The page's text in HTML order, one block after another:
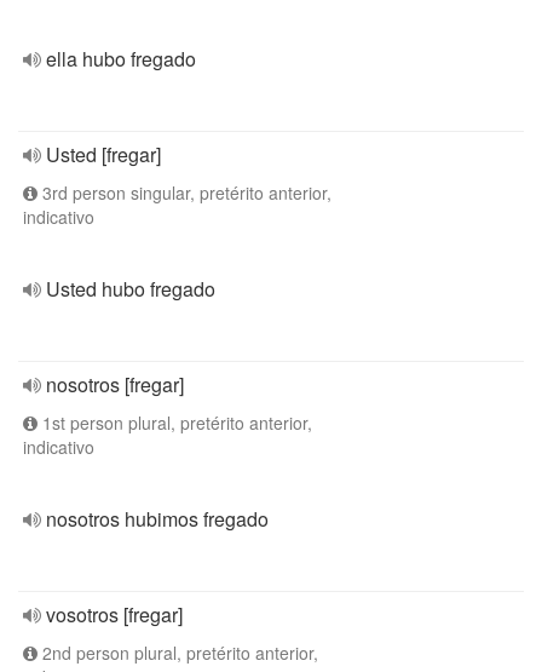
ella hubo fregado
Usted [fregar]
3rd person singular, pretérito anterior,
indicativo
Usted hubo fregado
nosotros [fregar]
1st person plural, pretérito anterior,
indicativo
nosotros hubimos fregado
vosotros [fregar]
2nd person plural, pretérito anterior,